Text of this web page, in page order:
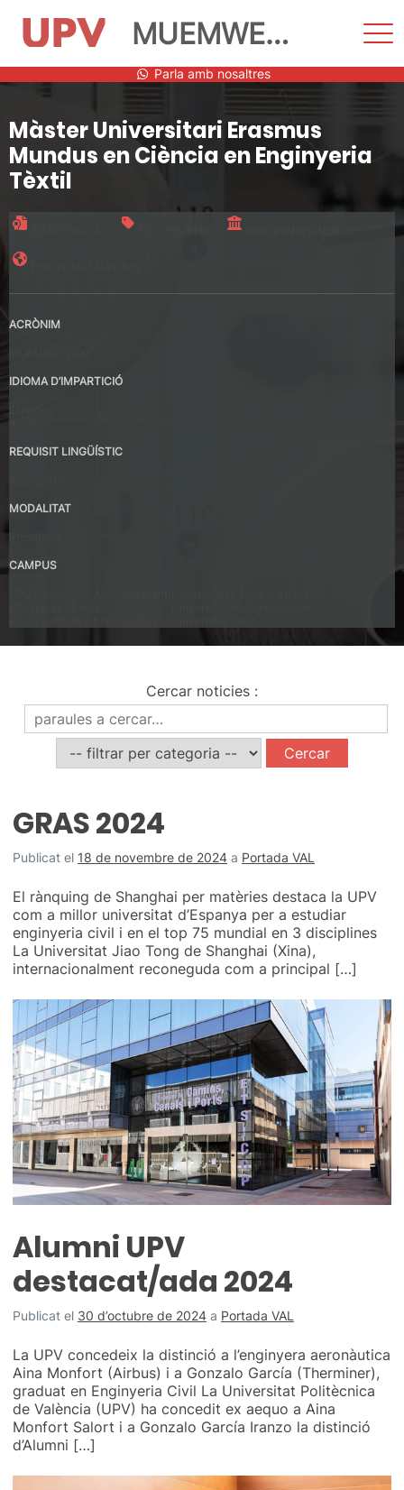
MUEMWETEAM
Parla amb nosaltres
Màster Universitari Erasmus
Mundus en Ciència en Enginyeria
Tèxtil
ACRÒNIM
IDIOMA D’IMPARTICIÓ
REQUISIT LINGÜÍSTIC
MODALITAT
CAMPUS
Noticies
Cercar noticies :
GRAS 2024
Publicat el 18 de novembre de 2024 a Portada VAL
El rànquing de Shanghai per matèries destaca la UPV
com a millor universitat d’Espanya per a estudiar
enginyeria civil i en el top 75 mundial en 3 disciplines
La Universitat Jiao Tong de Shanghai (Xina),
internacionalment reconeguda com a principal […]
Alumni UPV
destacat/ada 2024
Publicat el 30 d’octubre de 2024 a Portada VAL
La UPV concedeix la distinció a l’enginyera aeronàutica
Aina Monfort (Airbus) i a Gonzalo García (Therminer),
graduat en Enginyeria Civil La Universitat Politècnica
de València (UPV) ha concedit ex aequo a Aina
Monfort Salort i a Gonzalo García Iranzo la distinció
d’Alumni […]